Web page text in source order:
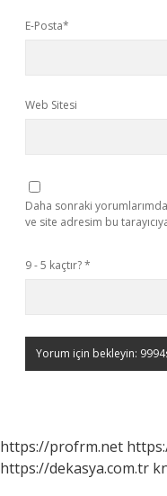
E-Posta*
Web Sitesi
Daha sonraki
ve site adresim bu
9 - 5 kaçtır?*
https://profrm.net
https://dekasya.com.tr